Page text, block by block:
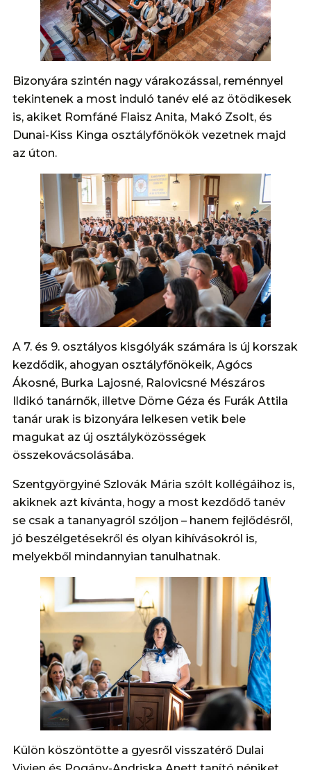
Bizonyára szintén nagy várakozással, reménnyel
tekintenek a most induló tanév elé az ötödikesek
is, akiket Romfáné Flaisz Anita, Makó Zsolt, és
Dunai-Kiss Kinga osztályfőnökök vezetnek majd
az úton.
A 7. és 9. osztályos kisgólyák számára is új korszak
kezdődik, ahogyan osztályfőnökeik, Agócs
Ákosné, Burka Lajosné, Ralovicsné Mészáros
Ildikó tanárnők, illetve Döme Géza és Furák Attila
tanár urak is bizonyára lelkesen vetik bele
magukat az új osztályközösségek
összekovácsolásába.
Szentgyörgyiné Szlovák Mária szólt kollégáihoz is,
akiknek azt kívánta, hogy a most kezdődő tanév
se csak a tananyagról szóljon – hanem fejlődésről,
jó beszélgetésekről és olyan kihívásokról is,
melyekből mindannyian tanulhatnak.
Külön köszöntötte a gyesről visszatérő Dulai